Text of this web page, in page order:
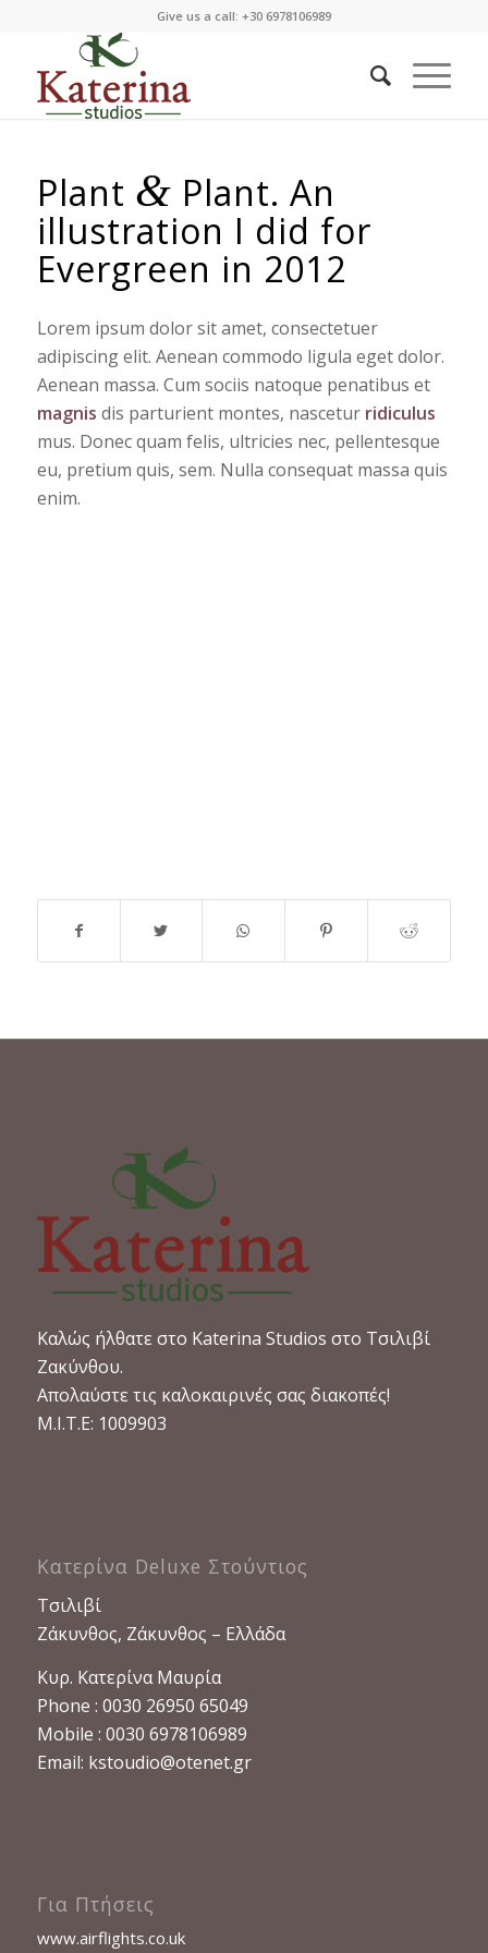
Give us a call: +30 6978106989
Plant & Plant. An
illustration I did for
Evergreen in 2012
Lorem ipsum dolor sit amet, consectetuer
adipiscing elit. Aenean commodo ligula eget dolor.
Aenean massa. Cum sociis natoque penatibus et
magnis dis parturient montes, nascetur ridiculus
mus. Donec quam felis, ultricies nec, pellentesque
eu, pretium quis, sem. Nulla consequat massa quis
enim.
Καλώς ήλθατε στο Katerina Studios στο Τσιλιβί
Ζακύνθου.
Απολαύστε τις καλοκαιρινές σας διακοπές!
M.I.T.E: 1009903
Κατερίνα Deluxe Στούντιος
Τσιλιβί
Ζάκυνθος, Ζάκυνθος – Ελλάδα
Κυρ. Κατερίνα Μαυρία
Phone : 0030 26950 65049
Mobile : 0030 6978106989
Email: kstoudio@otenet.gr
Για Πτήσεις
www.airflights.co.uk